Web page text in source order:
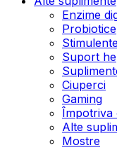
Enzime
Probiotice
Suport
Ciuperci
Gaming
Împotriva
Alte
Mostre